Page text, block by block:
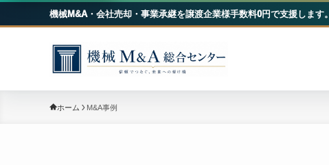
機械M&A・会社売却・事業承継を譲渡企業様手数料0円で支援します。
ホーム M&A事例